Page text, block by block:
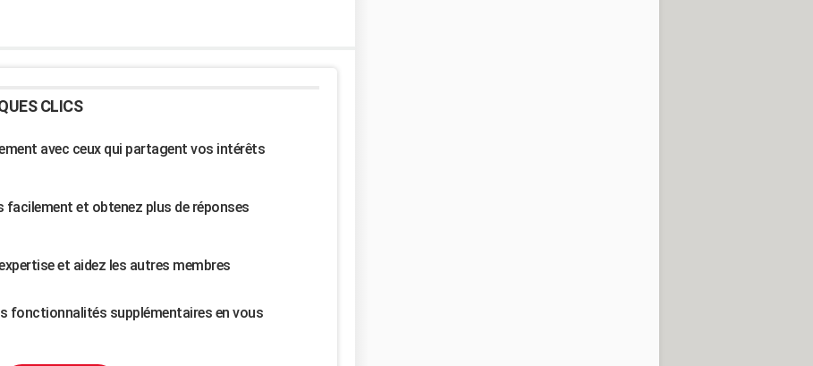
CLICS
avec ceux qui partagent vos intérêts
facilement et obtenez plus de réponses
et aidez les autres membres
fonctionnalités supplémentaires en vous